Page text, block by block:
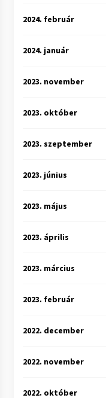
2024. február
2024. január
2023. november
2023. október
2023. szeptember
2023. június
2023. május
2023. április
2023. március
2023. február
2022. december
2022. november
2022. október